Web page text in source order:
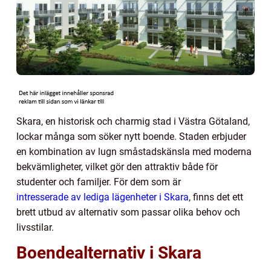
Skara, en historisk och charmig stad i Västra Götaland,
lockar många som söker nytt boende. Staden erbjuder
en kombination av lugn småstadskänsla med moderna
bekvämligheter, vilket gör den attraktiv både för
studenter och familjer. För dem som är
intresserade av lediga lägenheter i Skara, finns det ett
brett utbud av alternativ som passar olika behov och
livsstilar.
Boendealternativ i Skara